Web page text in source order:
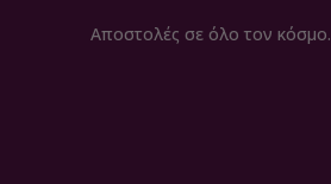
Αποστολές σε όλο τον κόσμο.